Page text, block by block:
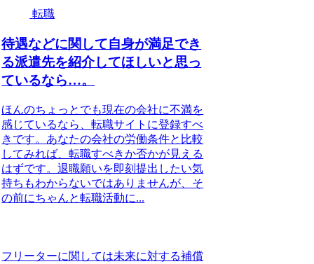
転職
待遇などに関して自身が満足でき
る派遣先を紹介してほしいと思っ
ているなら…。
ほんのちょっとでも現在の会社に不満を
感じているなら、転職サイトに登録すべ
きです。あなたの会社の労働条件と比較
してみれば、転職すべきか否かが見える
はずです。退職願いを即刻提出したい気
持ちもわからないではありませんが、そ
の前にちゃんと転職活動に...
フリーターに関しては未来に対する補償